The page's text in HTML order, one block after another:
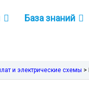
База знаний
и электрические схемы >